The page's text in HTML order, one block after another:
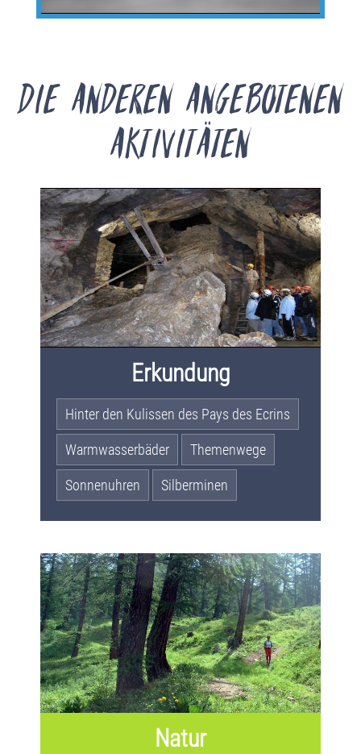
Die anderen angebotenen
Aktivitäten
Erkundung
Hinter den Kulissen des Pays des Ecrins
Warmwasserbäder Themenwege
Sonnenuhren Silberminen
Natur